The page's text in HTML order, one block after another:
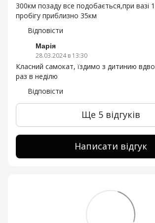
300км позаду все подобається,при вазі
пробігу приблизно 35км
Відповісти
Марія
28.03.2024 в 13:30
Класний самокат, їздимо з дитинию
раз в неділю
Відповісти
Ще 5 відгуків
Написати відгук